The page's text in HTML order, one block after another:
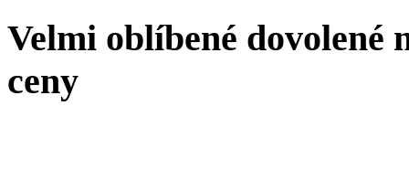
Velmi oblíbené dovolené
ceny